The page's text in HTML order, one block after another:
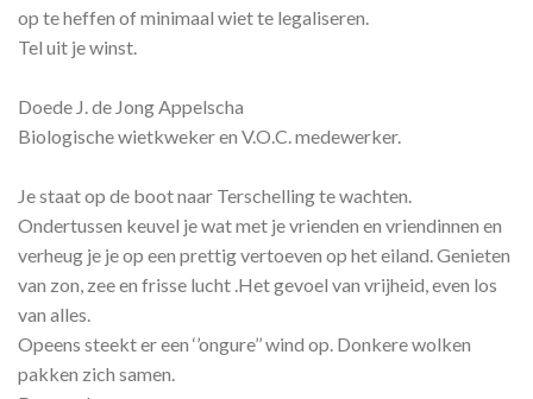
op te heffen of minimaal wiet te legaliseren.
Tel uit je winst.
Doede J. de Jong Appelscha
Biologische wietkweker en V.O.C. medewerker.
Je staat op de boot naar Terschelling te wachten.
Ondertussen keuvel je wat met je vrienden en vriendinnen en
verheug je je op een prettig vertoeven op het eiland. Genieten
van zon, zee en frisse lucht .Het gevoel van vrijheid, even los
van alles.
Opeens steekt er een ‘’ongure’’ wind op. Donkere wolken
pakken zich samen.